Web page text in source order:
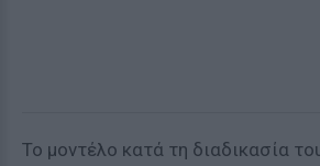
Το μοντέλο κατά τη διαδικασία